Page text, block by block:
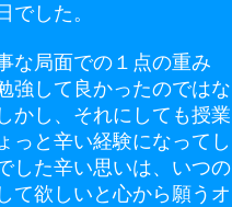
でした。
な局面での１点の重み
強して良かったのではな
かし、それにしても授業
っと辛い経験になってし
した辛い思いは、いつの
て欲しいと心から願うオ